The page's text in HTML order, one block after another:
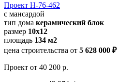
Проект Н-76-462
с мансардой
тип дома керамический блок
размер 10х12
площадь 134 м2
цена строительства от 5 628 000 ₽
Проект от 40 200 р.